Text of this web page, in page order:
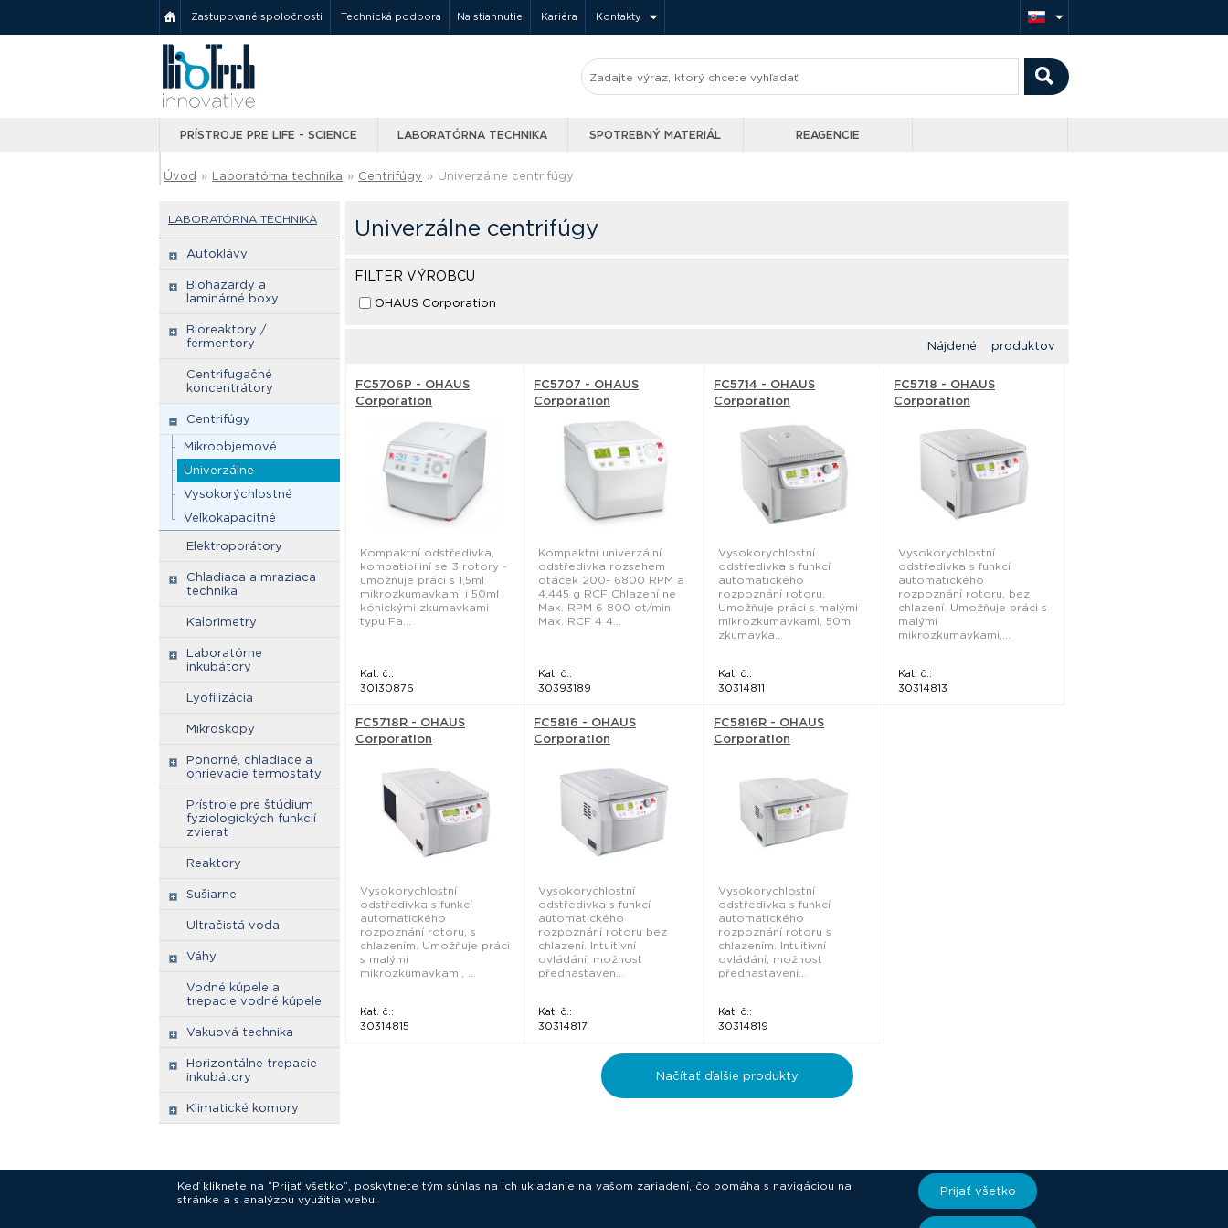
Zastupované spoločnosti Technická podpora Na stiahnutie Kariéra Kontakty
PRÍSTROJE PRE LIFE - SCIENCE LABORATÓRNA TECHNIKA SPOTREBNÝ MATERIÁL REAGENCIE
Úvod » Laboratórna technika » Centrifúgy » Univerzálne centrifúgy
LABORATÓRNA TECHNIKA
Autoklávy
Biohazardy a
laminárné boxy
Bioreaktory /
fermentory
Centrifugačné
koncentrátory
Centrifúgy
Mikroobjemové
Univerzálne
Vysokorýchlostné
Veľkokapacitné
Elektroporátory
Chladiaca a mraziaca
technika
Kalorimetry
Laboratórne
inkubátory
Lyofilizácia
Mikroskopy
Ponorné, chladiace a
ohrievacie termostaty
Prístroje pre štúdium
fyziologických funkcií
zvierat
Reaktory
Sušiarne
Ultračistá voda
Váhy
Vodné kúpele a
trepacie vodné kúpele
Vakuová technika
Horizontálne trepacie
inkubátory
Klimatické komory
Univerzálne centrifúgy
FILTER VÝROBCU
OHAUS Corporation
Nájdené produktov
FC5706P - OHAUS
Corporation
Kompaktní odstředivka,
kompatibiliní se 3 rotory -
umožňuje práci s 1,5ml
mikrozkumavkami i 50ml
kónickými zkumavkami
typu Fa...
Kat. č.:
30130876
FC5707 - OHAUS
Corporation
Kompaktní univerzální
odstředivka rozsahem
otáček 200- 6800 RPM a
4,445 g RCF Chlazení ne
Max. RPM 6 800 ot/min
Max. RCF 4 4...
Kat. č.:
30393189
FC5714 - OHAUS
Corporation
Vysokorychlostní
odstředivka s funkcí
automatického
rozpoznání rotoru.
Umožňuje práci s malými
mikrozkumavkami, 50ml
zkumavka...
Kat. č.:
30314811
FC5718 - OHAUS
Corporation
Vysokorychlostní
odstředivka s funkcí
automatického
rozpoznání rotoru, bez
chlazení. Umožňuje práci s
malými
mikrozkumavkami,...
Kat. č.:
30314813
FC5718R - OHAUS
Corporation
Vysokorychlostní
odstředivka s funkcí
automatického
rozpoznání rotoru, s
chlazením. Umožňuje práci
s malými
mikrozkumavkami, ...
Kat. č.:
30314815
FC5816 - OHAUS
Corporation
Vysokorychlostní
odstředivka s funkcí
automatického
rozpoznání rotoru bez
chlazení. Intuitivní
ovládání, možnost
přednastaven...
Kat. č.:
30314817
FC5816R - OHAUS
Corporation
Vysokorychlostní
odstředivka s funkcí
automatického
rozpoznání rotoru s
chlazením. Intuitivní
ovládání, možnost
přednastavení...
Kat. č.:
30314819
Načítať ďalšie produkty
Keď kliknete na “Prijať všetko”, poskytnete tým súhlas na ich ukladanie na vašom zariadení, čo pomáha s navigáciou na
stránke a s analýzou využitia webu.
Prijať všetko